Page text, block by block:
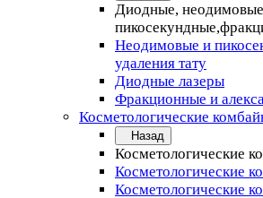
Диодные,
Неодимовые и
удаления тату
Диодные лазеры
Фракционные и
Косметологические
Назад
Косметологические
Косметологические
Косметологические